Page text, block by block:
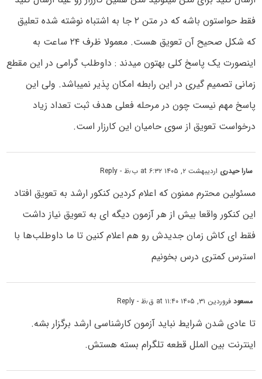
فقط حواستون باشه که در متن ۲ جا به اشتباه نوشته شده تعلیق
که شکل صحیح آن تعویق هست. معمولا ظرف ۲۴ ساعت به
اینصورت یک پاسخ کلی بهتون میدند : داوطلب گرامی در این مقطع
زمانی تصمیم گیری در این رابطه امکان پذیر نمیباشد. ولی این
پاسخ مهم نیست چون در مرحله فعلی هدف ثبت تعداد زیاد
درخواست تعویق از سوی حامیان این کارزار است.
سارا حیدری اردیبهشت ۲, ۱۴۰۵ at ۶:۳۲ ب٫ظ - Reply
مسئولین محترم ممنون که اعلام کردین کنکور ارشد به تعویق افتاد
این کنکور واقعا بیش از هر آزمون دیگه ای به تعویق نیاز داشت
فقط ای کاش زمان جدیدش رو هم اعلام کنین تا ما داوطلب‌ها با
استرس کمتری درس بخونیم
مسعودفروردین ۳۱, ۱۴۰۵ at ۱۱:۴۰ ق٫ظ - Reply
تا عادی شدن شرایط نباید آزمون کارشناسی ارشد برگزار بشه.
اینترنت بین الملل قطعه تلگرام بسته هستش.